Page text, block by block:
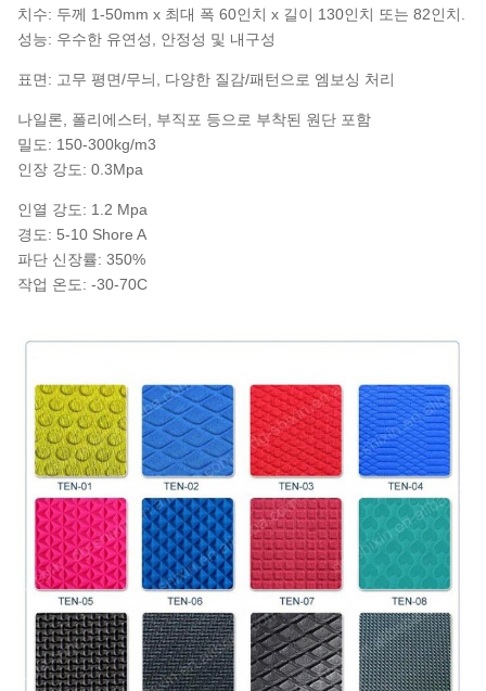
치수: 두께 1-50mm x 최대 폭 60인치 x 길이 130인치 또는 82인치.
성능: 우수한 유연성, 안정성 및 내구성
표면: 고무 평면/무늬, 다양한 질감/패턴으로 엠보싱 처리
나일론, 폴리에스터, 부직포 등으로 부착된 원단 포함
밀도: 150-300kg/m3
인장 강도: 0.3Mpa
인열 강도: 1.2 Mpa
경도: 5-10 Shore A
파단 신장률: 350%
작업 온도: -30-70C